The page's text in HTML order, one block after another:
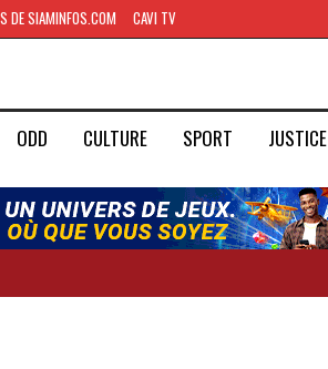
DE SIAMINFOS.COM CAVI TV
ODD CULTURE SPORT JUSTICE